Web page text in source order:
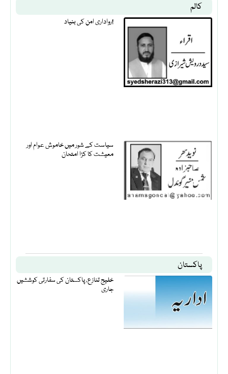
کالم
رواداری امن کی بنیاد!
سیاست کے شور میں خاموش عوام اور
معیشت کا کڑا امتحان
پاکستان
خلیج تنازع، پاکستان کی سفارتی کوششیں
جاری